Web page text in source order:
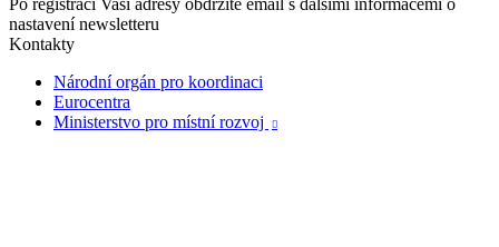
nastavení newsletteru
Kontakty
Národní orgán pro koordinaci
Eurocentra
Ministerstvo pro místní rozvoj
